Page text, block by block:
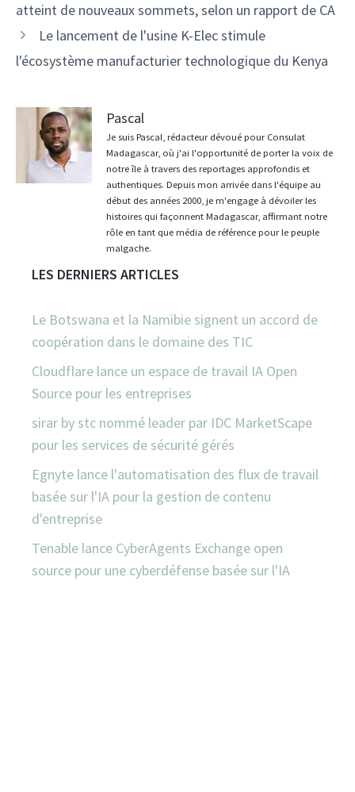
atteint de nouveaux sommets, selon un rapport de CA
Le lancement de l'usine K-Elec stimule
l'écosystème manufacturier technologique du Kenya
Pascal
Je suis Pascal, rédacteur dévoué pour Consulat
Madagascar, où j'ai l'opportunité de porter la voix de
notre île à travers des reportages approfondis et
authentiques. Depuis mon arrivée dans l'équipe au
début des années 2000, je m'engage à dévoiler les
histoires qui façonnent Madagascar, affirmant notre
rôle en tant que média de référence pour le peuple
malgache.
LES DERNIERS ARTICLES
Le Botswana et la Namibie signent un accord de
coopération dans le domaine des TIC
Cloudflare lance un espace de travail IA Open
Source pour les entreprises
sirar by stc nommé leader par IDC MarketScape
pour les services de sécurité gérés
Egnyte lance l'automatisation des flux de travail
basée sur l'IA pour la gestion de contenu
d'entreprise
Tenable lance CyberAgents Exchange open
source pour une cyberdéfense basée sur l'IA